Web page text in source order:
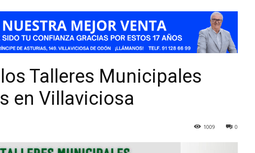
Talleres Municipales
en Villaviciosa
0
1009